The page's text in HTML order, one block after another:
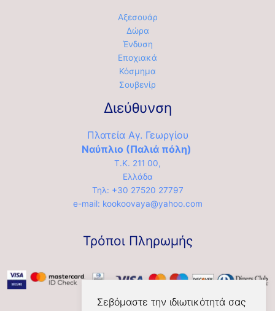
Αξεσουάρ
Δώρα
Ένδυση
Εποχιακά
Κόσμημα
Σουβενίρ
Διεύθυνση
Πλατεία Αγ. Γεωργίου
Ναύπλιο (Παλιά πόλη)
Τ.Κ. 211 00,
Ελλάδα
Τηλ: +30 27520 27797
e-mail: kookoovaya@yahoo.com
Τρόποι Πληρωμής
Σεβόμαστε την ιδιωτικότητά σας